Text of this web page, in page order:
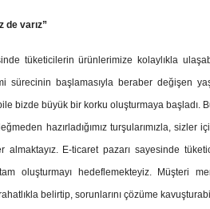
de varız”
tüketicilerin ürünlerimize kolaylıkla
sürecinin başlamasıyla beraber değişen
bizde büyük bir korku oluşturmaya başladı.
hazırladığımız turşularımızla, sizler
almaktayız. E-ticaret pazarı sayesinde
oluşturmayı hedeflemekteyiz. Müşteri
belirtip, sorunlarını çözüme